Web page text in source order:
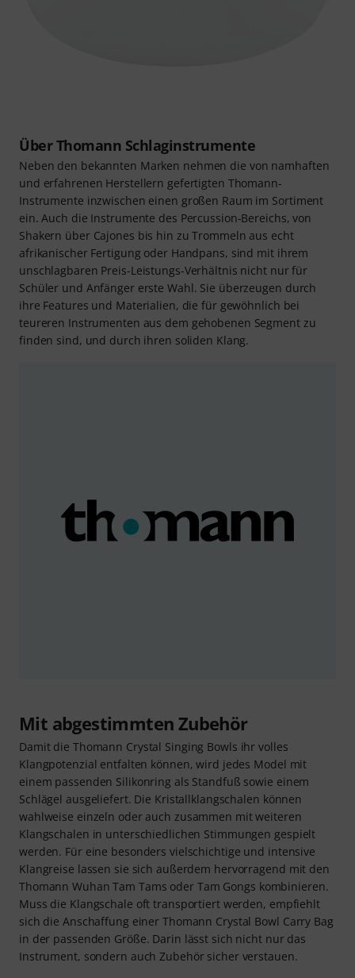
Über Thomann Schlaginstrumente
Neben den bekannten Marken nehmen die von namhaften
und erfahrenen Herstellern gefertigten Thomann-
Instrumente inzwischen einen großen Raum im Sortiment
ein. Auch die Instrumente des Percussion-Bereichs, von
Shakern über Cajones bis hin zu Trommeln aus echt
afrikanischer Fertigung oder Handpans, sind mit ihrem
unschlagbaren Preis-Leistungs-Verhältnis nicht nur für
Schüler und Anfänger erste Wahl. Sie überzeugen durch
ihre Features und Materialien, die für gewöhnlich bei
teureren Instrumenten aus dem gehobenen Segment zu
finden sind, und durch ihren soliden Klang.
Mit abgestimmten Zubehör
Damit die Thomann Crystal Singing Bowls ihr volles
Klangpotenzial entfalten können, wird jedes Model mit
einem passenden Silikonring als Standfuß sowie einem
Schlägel ausgeliefert. Die Kristallklangschalen können
wahlweise einzeln oder auch zusammen mit weiteren
Klangschalen in unterschiedlichen Stimmungen gespielt
werden. Für eine besonders vielschichtige und intensive
Klangreise lassen sie sich außerdem hervorragend mit den
Thomann Wuhan Tam Tams oder Tam Gongs kombinieren.
Muss die Klangschale oft transportiert werden, empfiehlt
sich die Anschaffung einer Thomann Crystal Bowl Carry Bag
in der passenden Größe. Darin lässt sich nicht nur das
Instrument, sondern auch Zubehör sicher verstauen.